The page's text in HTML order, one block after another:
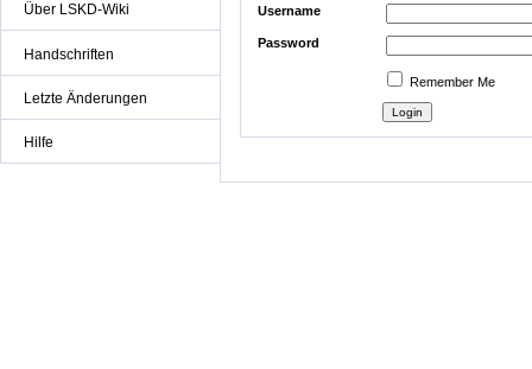
Über LSKD-Wiki
Handschriften
Letzte Änderungen
Hilfe
Username
Password
Remember Me